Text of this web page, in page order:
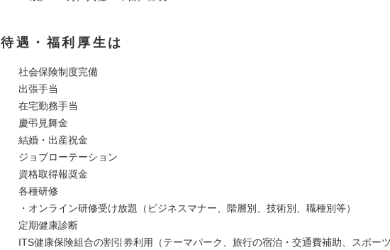
待遇・福利厚生は
社会保険制度完備
出張手当
在宅勤務手当
慶弔見舞金
結婚・出産祝金
ジョブローテーション
資格取得報奨金
各種研修
・オンライン研修受け放題（ビジネスマナー、階層別、技術別、職種別等）
定期健康診断
ITS健康保険組合の割引券利用（テーマパーク、旅行の宿泊・交通費補助、スポー